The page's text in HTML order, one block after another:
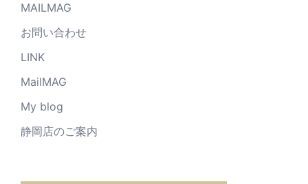
MAILMAG
お問い合わせ
LINK
MailMAG
My blog
静岡店のご案内